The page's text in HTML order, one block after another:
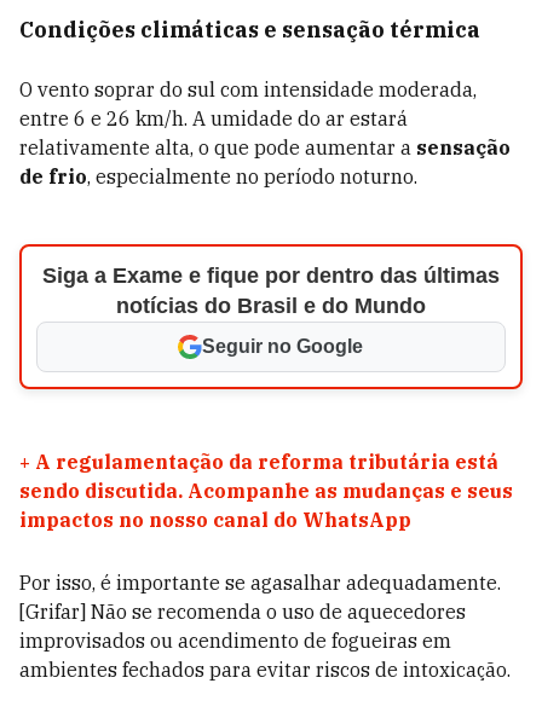
Condições climáticas e sensação térmica
O vento soprar do sul com intensidade moderada,
entre 6 e 26 km/h. A umidade do ar estará
relativamente alta, o que pode aumentar a sensação
de frio, especialmente no período noturno.
Siga a Exame e fique por dentro das últimas
notícias do Brasil e do Mundo
Seguir no Google
+ A regulamentação da reforma tributária está
sendo discutida. Acompanhe as mudanças e seus
impactos no nosso canal do WhatsApp
Por isso, é importante se agasalhar adequadamente.
[Grifar] Não se recomenda o uso de aquecedores
improvisados ou acendimento de fogueiras em
ambientes fechados para evitar riscos de intoxicação.